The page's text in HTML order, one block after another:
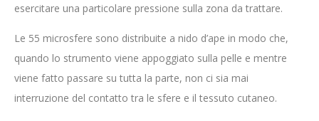
esercitare una particolare pressione sulla zona da trattare.
Le 55 microsfere sono distribuite a nido d’ape in modo che,
quando lo strumento viene appoggiato sulla pelle e mentre
viene fatto passare su tutta la parte, non ci sia mai
interruzione del contatto tra le sfere e il tessuto cutaneo.